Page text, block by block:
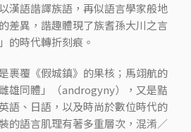
漢語諧譯族語，再似語言學家般地
差異，諧趣體現了族耆孫大川之言
的時代轉折刻痕。
裹覆《假城鎮》的果核；馬翊航的
雄同體」（androgyny），又是黠
語、日語，以及時尚於數位時代的
的語言肌理有著多重層次，混淆／